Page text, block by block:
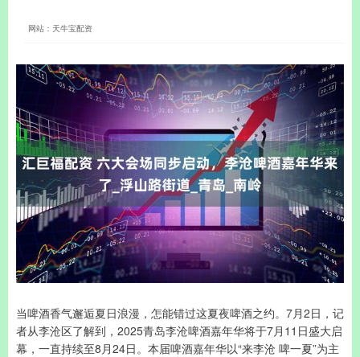
网站：天牛宝配资
当啤酒香气邂逅夏日浪漫，怎能错过这夏夜啤酒之约。7月2日，记
者从李沧区了解到，2025青岛李沧啤酒嘉年华将于7月11日盛大启
幕，一直持续至8月24日。本届啤酒嘉年华以“来李沧 啤一夏”为主